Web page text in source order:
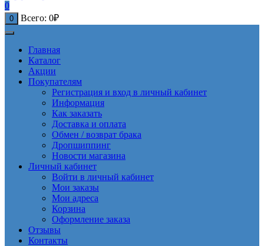
0
0 Всего: 0₽
Главная
Каталог
Акции
Покупателям
Регистрация и вход в личный кабинет
Информация
Как заказать
Доставка и оплата
Обмен / возврат брака
Дропшиппинг
Новости магазина
Личный кабинет
Войти в личный кабинет
Мои заказы
Мои адреса
Корзина
Оформление заказа
Отзывы
Контакты